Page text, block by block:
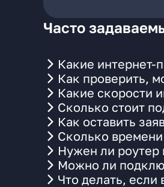
Часто
Какие интернет-
Как проверить,
Какие скорости
Сколько стоит
Как оставить
Сколько
Нужен ли роутер
Можно ли
Что делать,